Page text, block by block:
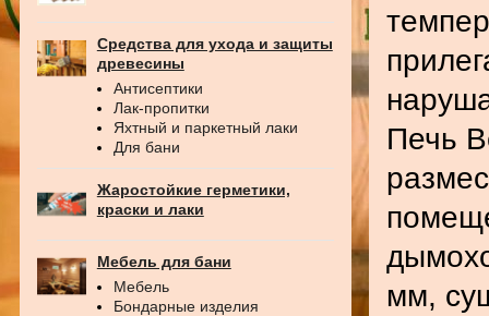
Средства для ухода и защиты
древесины
Антисептики
Лак-пропитки
Яхтный и паркетный лаки
Для бани
Жаростойкие герметики,
краски и лаки
Мебель для бани
Мебель
Бондарные изделия
Печь
мм,